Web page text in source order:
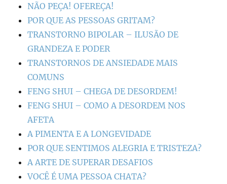
NÃO PEÇA! OFEREÇA!
POR QUE AS PESSOAS GRITAM?
TRANSTORNO BIPOLAR – ILUSÃO DE
GRANDEZA E PODER
TRANSTORNOS DE ANSIEDADE MAIS
COMUNS
FENG SHUI – CHEGA DE DESORDEM!
FENG SHUI – COMO A DESORDEM NOS
AFETA
A PIMENTA E A LONGEVIDADE
POR QUE SENTIMOS ALEGRIA E TRISTEZA?
A ARTE DE SUPERAR DESAFIOS
VOCÊ É UMA PESSOA CHATA?